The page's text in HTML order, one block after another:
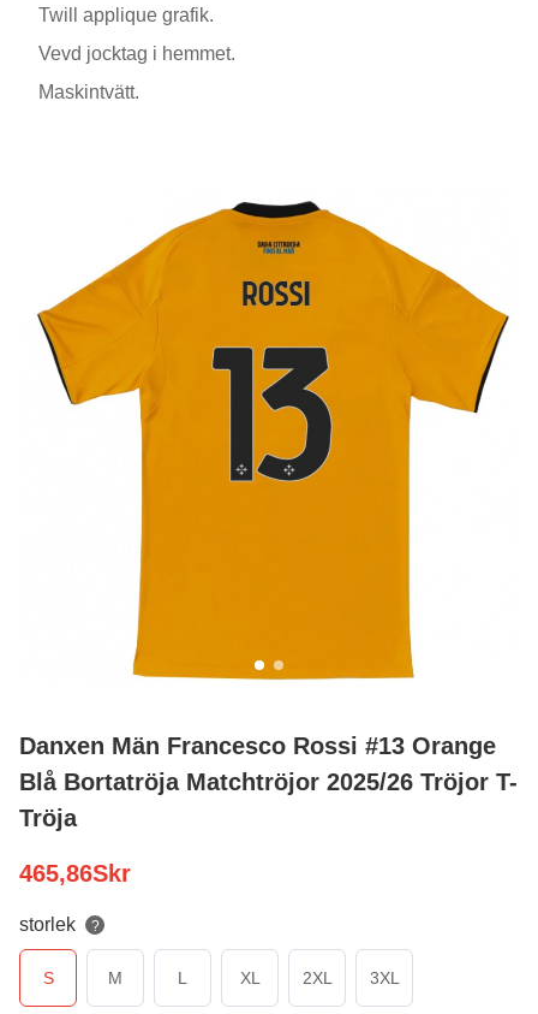
Twill applique grafik.
Vevd jocktag i hemmet.
Maskintvätt.
Danxen Män Francesco Rossi #13 Orange
Blå Bortatröja Matchtröjor 2025/26 Tröjor T-
Tröja
465,86Skr
storlek ?
S M L XL 2XL 3XL